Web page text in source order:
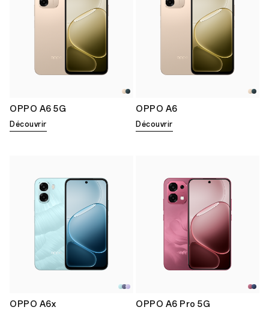
OPPO A6 5G
Découvrir
OPPO A6
Découvrir
OPPO A6x OPPO A6 Pro 5G